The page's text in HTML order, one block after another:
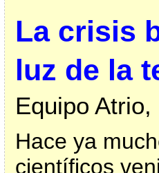
La crisis
luz de la
Equipo
Hace ya
científicos